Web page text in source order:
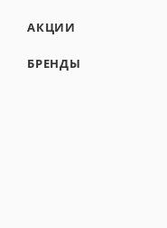
АКЦИИ
БРЕНДЫ